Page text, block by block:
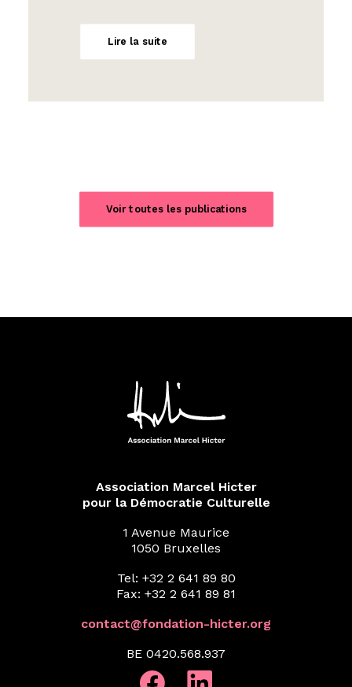
Lire la suite
Voir toutes les publications
Association Marcel Hicter
pour la Démocratie Culturelle
1 Avenue Maurice
1050 Bruxelles
Tel: +32 2 641 89 80
Fax: +32 2 641 89 81
contact@fondation-hicter.org
BE 0420.568.937